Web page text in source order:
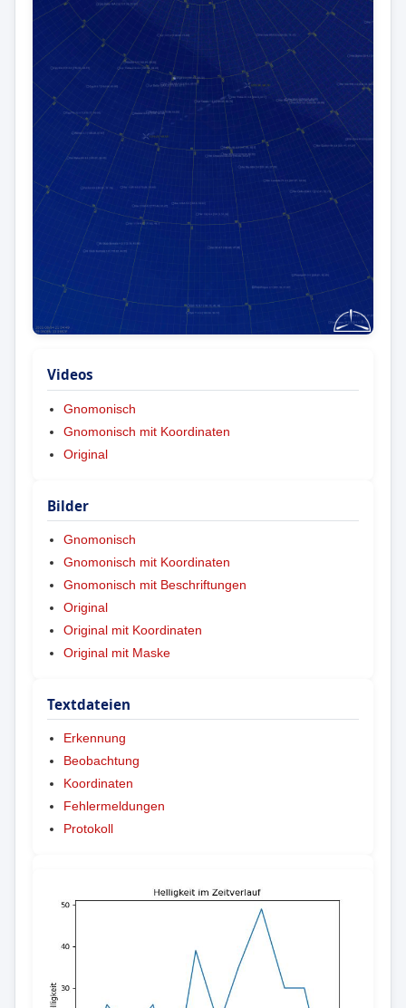
Videos
Gnomonisch
Gnomonisch mit Koordinaten
Original
Bilder
Gnomonisch
Gnomonisch mit Koordinaten
Gnomonisch mit Beschriftungen
Original
Original mit Koordinaten
Original mit Maske
Textdateien
Erkennung
Beobachtung
Koordinaten
Fehlermeldungen
Protokoll